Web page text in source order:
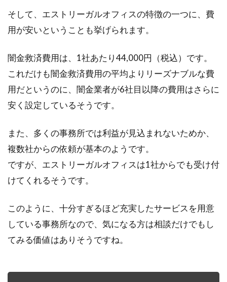
そして、エストリーガルオフィスの特徴の一つに、費
用が安いということも挙げられます。
闇金救済費用は、1社あたり44,000円（税込）です。
これだけも闇金救済費用の平均よりリーズナブルな費
用だというのに、闇金業者が6社目以降の費用はさらに
安く設定しているそうです。
また、多くの事務所では利益が見込まれないためか、
複数社からの依頼が基本のようです。
ですが、エストリーガルオフィスは1社からでも受け付
けてくれるそうです。
このように、十分すぎるほど充実したサービスを用意
している事務所なので、気になる方は相談だけでもし
てみる価値はありそうですね。